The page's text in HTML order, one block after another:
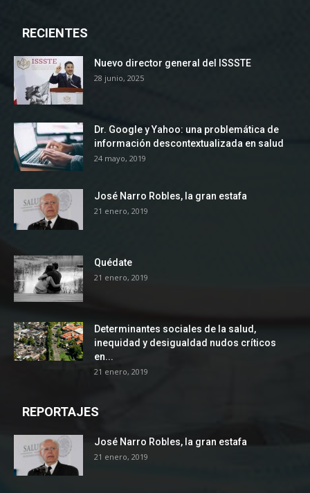
RECIENTES
Nuevo director general del ISSSTE
28 junio, 2025
Dr. Google y Yahoo: una problemática de
información descontextualizada en salud
24 mayo, 2019
José Narro Robles, la gran estafa
21 enero, 2019
Quédate
21 enero, 2019
Determinantes sociales de la salud,
inequidad y desigualdad nudos críticos
en...
21 enero, 2019
REPORTAJES
José Narro Robles, la gran estafa
21 enero, 2019